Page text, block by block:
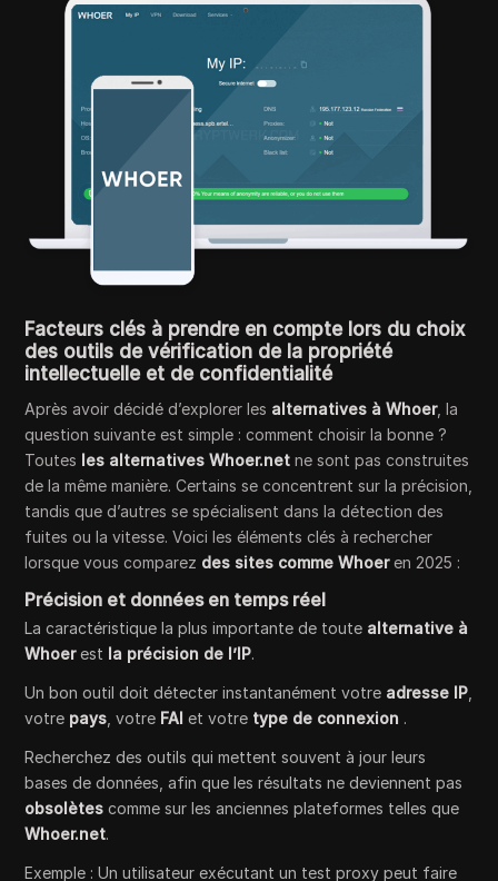
Facteurs clés à prendre en compte lors du choix
des outils de vérification de la propriété
intellectuelle et de confidentialité
Après avoir décidé d’explorer les alternatives à Whoer, la
question suivante est simple : comment choisir la bonne ?
Toutes les alternatives Whoer.net ne sont pas construites
de la même manière. Certains se concentrent sur la précision,
tandis que d’autres se spécialisent dans la détection des
fuites ou la vitesse. Voici les éléments clés à rechercher
lorsque vous comparez des sites comme Whoeren 2025 :
Précision et données en temps réel
La caractéristique la plus importante de toute alternative à
Whoerest la précision de l’IP.
Un bon outil doit détecter instantanément votre adresse IP
votre pays , votre FAI et votre type de connexion .
Recherchez des outils qui mettent souvent à jour leurs
bases de données, afin que les résultats ne deviennent pas
obsolètes comme sur les anciennes plateformes telles que
Whoer.net.
Exemple : Un utilisateur exécutant un test proxy peut faire